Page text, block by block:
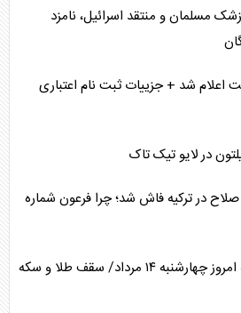
برزیل
آمریکا
غذایی جهان
خانواده‌ها
به کشتی ایرانی
مسلمان و منتقد اسرائیل، نامزد
شد + جزییات ثبت نام اعتباری
در لایو تیک تاک
در ترکیه فاش شد؛ چرا فرعون شماره
آخرین قیمت طلا و سکه امروز چهارشنبه ۱۴ مرداد/ سقف طلا و سکه